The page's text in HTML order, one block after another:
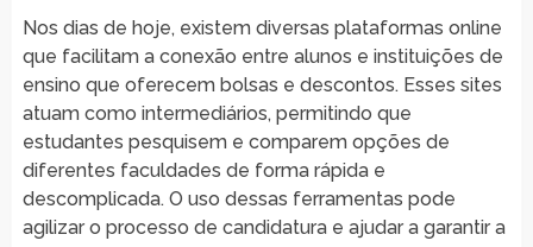
Nos dias de hoje, existem diversas plataformas online
que facilitam a conexão entre alunos e instituições de
ensino que oferecem bolsas e descontos. Esses sites
atuam como intermediários, permitindo que
estudantes pesquisem e comparem opções de
diferentes faculdades de forma rápida e
descomplicada. O uso dessas ferramentas pode
agilizar o processo de candidatura e ajudar a garantir a